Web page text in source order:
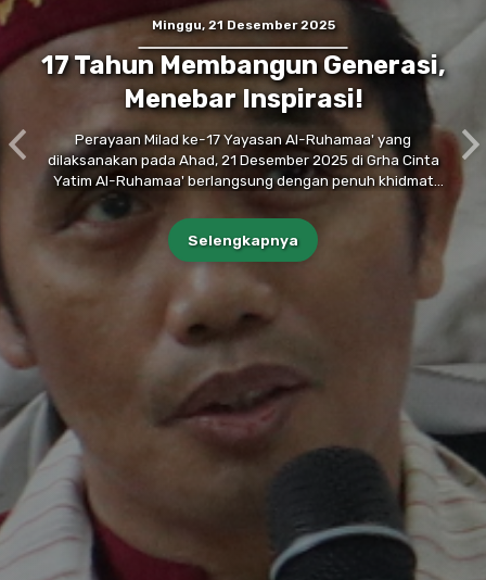
Minggu, 21 Desember 2025
17 Tahun Membangun Generasi,
Menebar Inspirasi!
Perayaan Milad ke-17 Yayasan Al-Ruhamaa' yang
dilaksanakan pada Ahad, 21 Desember 2025 di Grha Cinta
Yatim Al-Ruhamaa' berlangsung dengan penuh khidmat
Selengkapnya
Previous